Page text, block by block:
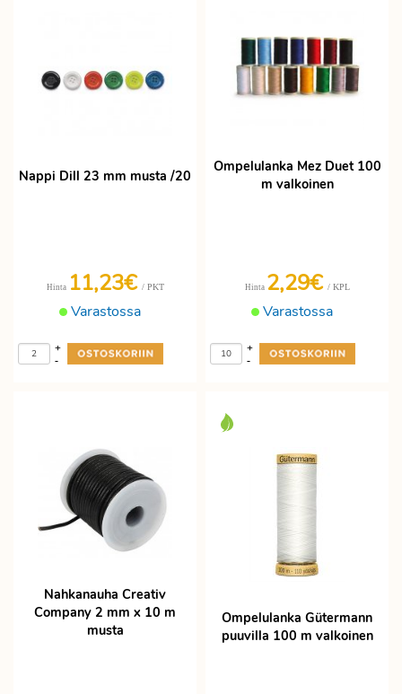
Nappi Dill 23 mm musta /20
Varastossa
Hinta 11,23€ / PKT
-
+
Ompelulanka Mez Duet 100
m valkoinen
Varastossa
Hinta 2,29€ / KPL
-
+
Nahkanauha Creativ
Company 2 mm x 10 m
musta
Ompelulanka Gütermann
puuvilla 100 m valkoinen